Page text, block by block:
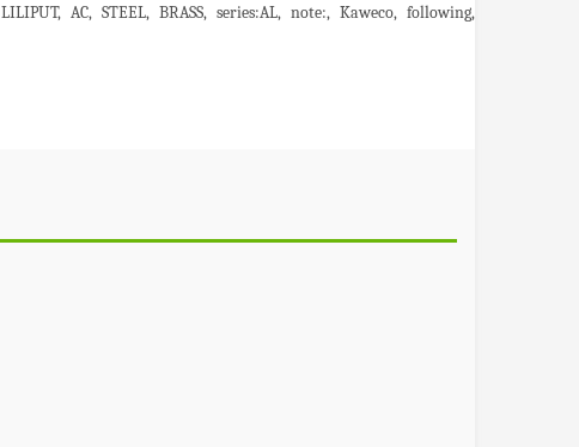
LILIPUT AC STEEL BRASS series:AL note: Kaweco following